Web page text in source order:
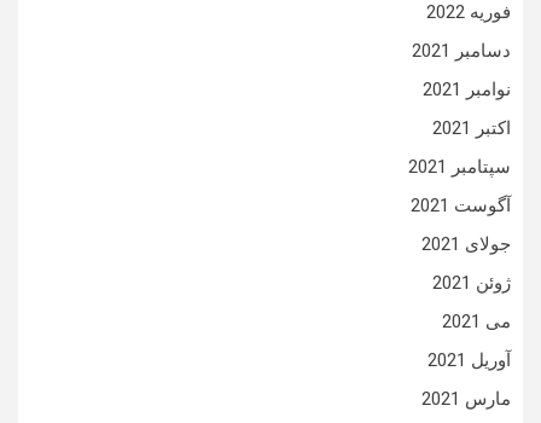
فوریه 2022
دسامبر 2021
نوامبر 2021
اکتبر 2021
سپتامبر 2021
آگوست 2021
جولای 2021
ژوئن 2021
می 2021
آوریل 2021
مارس 2021